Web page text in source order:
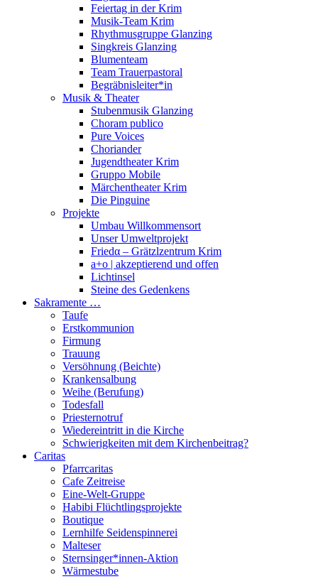
Feiertag in der Krim
Musik-Team Krim
Rhythmusgruppe Glanzing
Singkreis Glanzing
Blumenteam
Team Trauerpastoral
Begräbnisleiter*in
Musik & Theater
Stubenmusik Glanzing
Choram publico
Pure Voices
Choriander
Jugendtheater Krim
Gruppo Mobile
Märchentheater Krim
Die Pinguine
Projekte
Umbau Willkommensort
Unser Umweltprojekt
Friedα – Grätzlzentrum Krim
a+o | akzeptierend und offen
Lichtinsel
Steine des Gedenkens
Sakramente …
Taufe
Erstkommunion
Firmung
Trauung
Versöhnung (Beichte)
Krankensalbung
Weihe (Berufung)
Todesfall
Priesternotruf
Wiedereintritt in die Kirche
Schwierigkeiten mit dem Kirchenbeitrag?
Caritas
Pfarrcaritas
Cafe Zeitreise
Eine-Welt-Gruppe
Habibi Flüchtlingsprojekte
Boutique
Lernhilfe Seidenspinnerei
Malteser
Sternsinger*innen-Aktion
Wärmestube